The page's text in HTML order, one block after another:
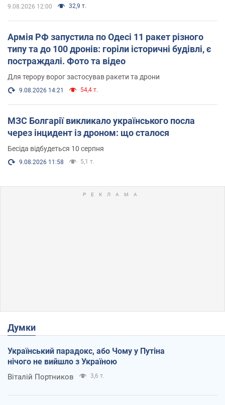
9.08.2026 12:00 32,9 т.
Армія РФ запустила по Одесі 11 ракет різного
типу та до 100 дронів: горіли історичні будівлі, є
постраждалі. Фото та відео
Для терору ворог застосував ракети та дрони
9.08.2026 14:21 54,4 т.
МЗС Болгарії викликало українського посла
через інцидент із дроном: що сталося
Бесіда відбудеться 10 серпня
9.08.2026 11:58 5,1 т.
Думки
Український парадокс, або Чому у Путіна
нічого не вийшло з Україною
Віталій Портников 3,6 т.